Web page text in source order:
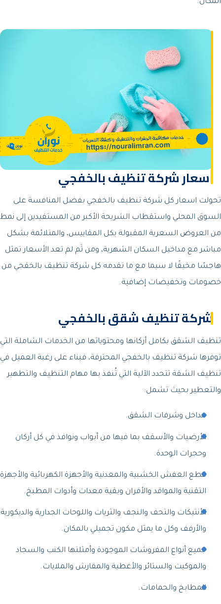
المكان.
اسعار شركة تنظيف بالخفجي
تحولت اسعار كل شركة تنظيف بالخفجي بفضل المنافسة على
السوق المحلي واستقطاب الشريحة الأكبر من المستفيدين إلى نمط
من العروض السعرية المقبولة بكل المقاييس، والمتلائمة بشكل
مباشر مع مداخيل السكان الشهرية، ومن ثَم لم تعد الأسعار تمثل
هاجسًا مخيفًا لا سيما مع ما تقدمه كل شركة تنظيف بالخفجي من
خصومات وتخفيضات إضافية.
شركة تنظيف شقق بالخفجي
تنظيف الشقق بكامل أركانها ومحتوياتها من الخدمات الشاملة التي
توفرها شركة تنظيف بالخفجي المحترفة، فبناء على رغبة العميل في
تنظيف الشقة تتحدد الآلية التي تُنفذ بها مهام التنظيف والتطهير
والتعطير بحيث تشمل:
مداخل وشرفات الشقق.
الأرضيات والأسقف بما فيها من أبواب ونوافذ في كل أركان
وحجرات الوحدة.
قطع العفش الخشبية والمعدنية والأجهزة الكهربائية والأجهزة
التقنية والمواقد والأفران وبقية معدات وأدوات المطبخ.
الأنتيكات والتحف والنجف والثريات واللوحات الجدارية والديكورية
والأرفف وكل ما يمثل مكون تجميلي بالمكان.
جميع أنواع المفروشات الموجودة وأمثلتها الكنب والسجاد
والموكيت والستائر والأغطية والمفارش والملايات.
المطابخ والحمامات.